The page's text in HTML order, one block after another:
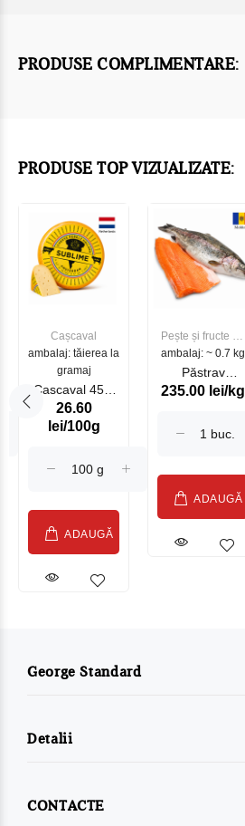
PRODUSE COMPLIMENTARE:
PRODUSE TOP VIZUALIZATE:
Cașcaval
ambalaj: tăierea la
gramaj
Cascaval 45%
Maasdam
Sublime Cow
26.60
lei/100g
ADAUGĂ
Pește și fructe de
mare
ambalaj: ~ 0.7 kg
Păstrav
Somonat
235.00 lei/kg
ADAUGĂ
George Standard
Detalii
CONTACTE